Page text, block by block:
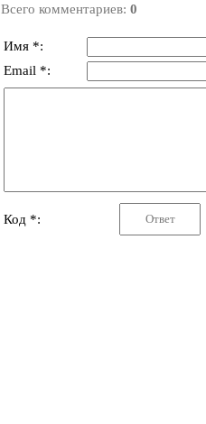
Всего комментариев: 0
Имя *:
Email *:
Код *: